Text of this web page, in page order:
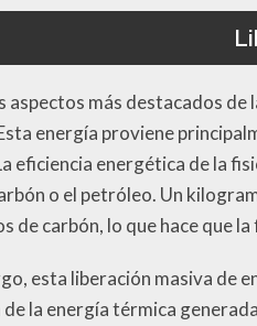
aspectos más destacados
energía proviene
eficiencia energética de la
o el petróleo. Un
de carbón, lo que hace que
esta liberación masiva de
de la energía térmica